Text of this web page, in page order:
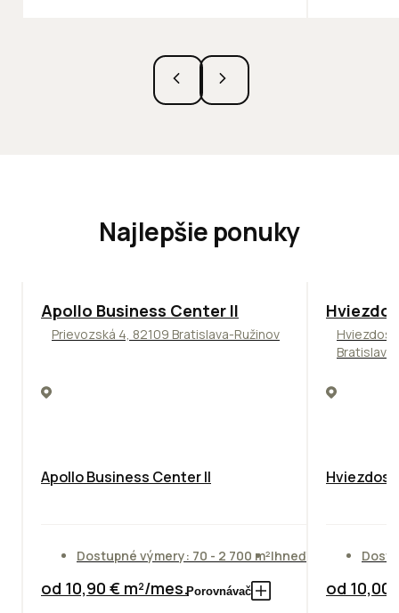
Najlepšie ponuky
TOP NOVINKA ODPORÚČAME
Apollo Business Center II
Prievozská 4, 82109 Bratislava-Ružinov
Apollo Business Center II
Dostupné výmery: 70 - 2 700 m²Ihneď
od 10,90 € m²/mes.Porovnávač od 10,00